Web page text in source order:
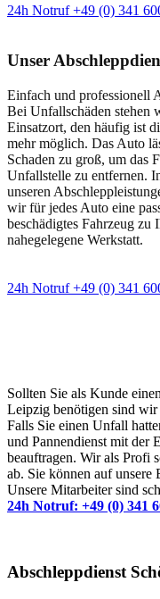
24h Notruf +49 (0) 341
Unser
Einfach und professionell
Bei Unfallschäden stehen
Einsatzort, den häufig ist
mehr möglich. Das Auto
Schaden zu groß, um das
Unfallstelle zu entfernen.
unseren
wir für jedes Auto eine
beschädigtes Fahrzeug zu
nahegelegene Werkstatt.
24h Notruf +49 (0) 341
Sollten Sie als Kunde
Leipzig benötigen sind
Falls Sie einen Unfall
und Pannendienst mit der
beauftragen. Wir als Profi
ab. Sie können auf unsere
Unsere Mitarbeiter sind
24h Notruf: +49 (0) 341
Abschleppdienst